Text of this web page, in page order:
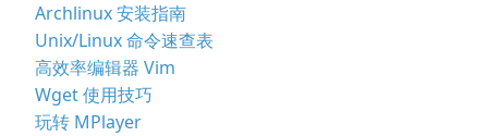
Archlinux 安装指南
Unix/Linux 命令速查表
高效率编辑器 Vim
Wget 使用技巧
玩转 MPlayer